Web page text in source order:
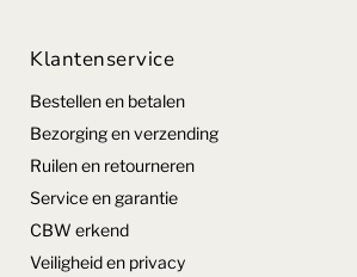
Klantenservice
Bestellen en betalen
Bezorging en verzending
Ruilen en retourneren
Service en garantie
CBW erkend
Veiligheid en privacy